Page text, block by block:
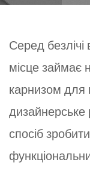
Серед безлічі
місце займає
карнизом
дизайнерське
спосіб